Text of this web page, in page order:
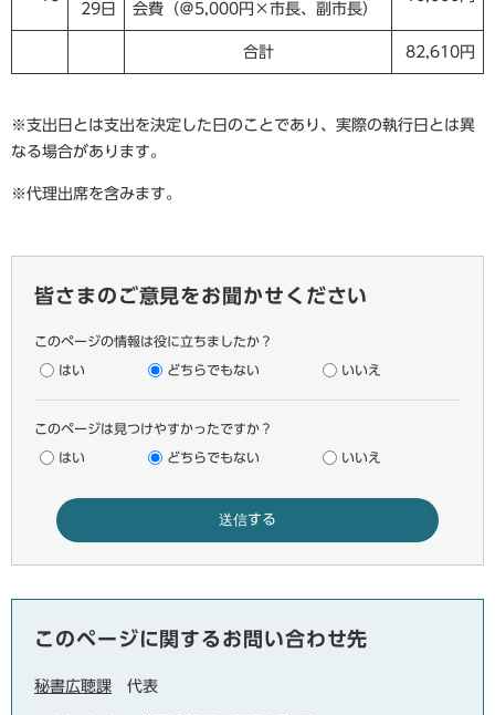
29日
会費（＠5,000円×市長、副市長）
合計 82,610円
※支出日とは支出を決定した日のことであり、実際の執行日とは異
なる場合があります。
※代理出席を含みます。
皆さまのご意見をお聞かせください
このページの情報は役に立ちましたか？
はい どちらでもない いいえ
このページは見つけやすかったですか？
はい どちらでもない いいえ
このページに関するお問い合わせ先
秘書広聴課 代表